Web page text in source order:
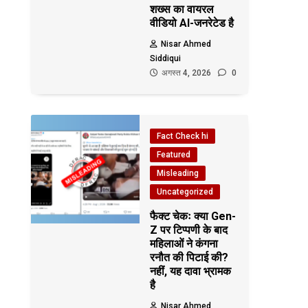
शख्स का वायरल
वीडियो AI-जनरेटेड है
Nisar Ahmed
Siddiqui
अगस्त 4, 2026
0
Fact Check hi
Featured
Misleading
Uncategorized
फैक्ट चेकः क्या Gen-
Z पर टिप्पणी के बाद
महिलाओं ने कंगना
रनौत की पिटाई की?
नहीं, यह दावा भ्रामक
है
Nisar Ahmed